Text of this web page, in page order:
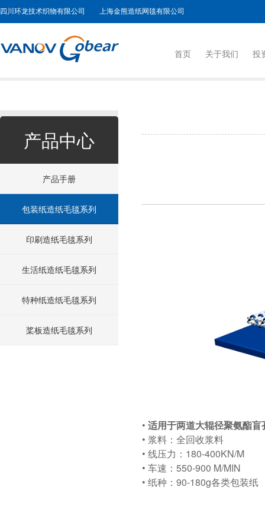
四川环龙技术织物有限公司 上海金熊造纸网毯有限公司
首页 关于我们 投
产品中心
产品手册
包装纸造纸毛毯系列
印刷造纸毛毯系列
生活纸造纸毛毯系列
特种纸造纸毛毯系列
桨板造纸毛毯系列
• ​ 适用于两道大辊径聚氨酯
• 浆料：全回收浆料
• 线压力：180-400KN/M
• 车速：550-900 M/MIN
• 纸种：90-180g各类包装纸